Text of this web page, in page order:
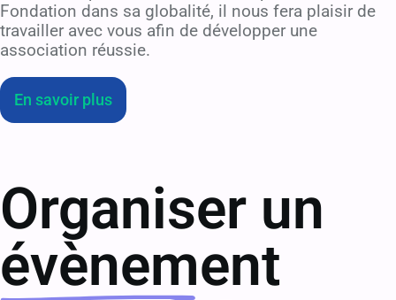
Fondation dans sa globalité, il nous fera plaisir de
travailler avec vous afin de développer une
association réussie.
En savoir plus
Organiser un
évènement